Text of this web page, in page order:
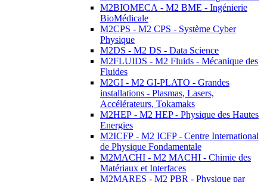
M2BIOMECA - M2 BME - Ingénierie
BioMédicale
M2CPS - M2 CPS - Système Cyber
Physique
M2DS - M2 DS - Data Science
M2FLUIDS - M2 Fluids - Mécanique des
Fluides
M2GI - M2 GI-PLATO - Grandes
installations - Plasmas, Lasers,
Accélérateurs, Tokamaks
M2HEP - M2 HEP - Physique des Hautes
Energies
M2ICFP - M2 ICFP - Centre International
de Physique Fondamentale
M2MACHI - M2 MACHI - Chimie des
Matériaux et Interfaces
M2MARES - M2 PBR - Physique par